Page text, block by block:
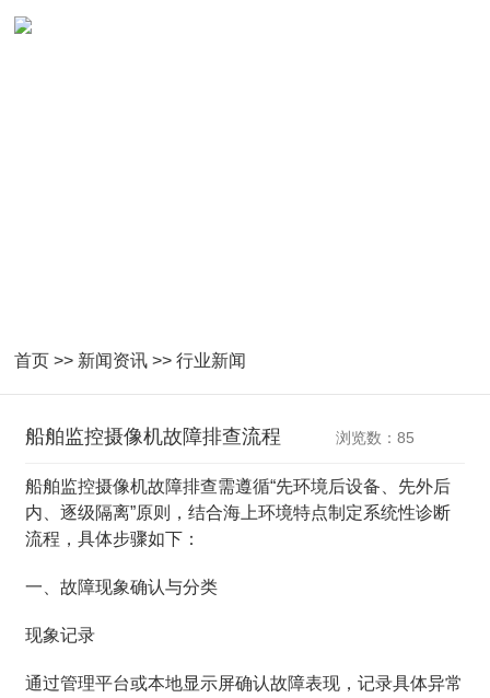
首页 >> 新闻资讯 >>行业新闻
船舶监控摄像机故障排查流程 浏览数：85
船舶监控摄像机故障排查需遵循“先环境后设备、先外后
内、逐级隔离”原则，结合海上环境特点制定系统性诊断
流程，具体步骤如下：
一、故障现象确认与分类
现象记录
通过管理平台或本地显示屏确认故障表现，记录具体异常